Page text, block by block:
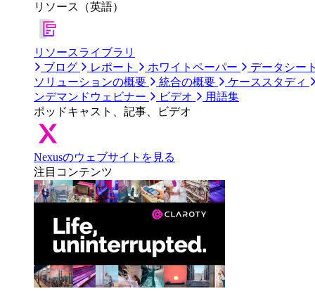
リソース（英語）
リソースライブラリ
ブログ
レポート ホワイトペーパー
データシー
ソリューションの概要
統合の概要
ケーススタディ
ンデマンドウェビナー
ビデオ
用語集
ポッドキャスト、記事、ビデオ
Nexusのウェブサイトを見る
注目コンテンツ